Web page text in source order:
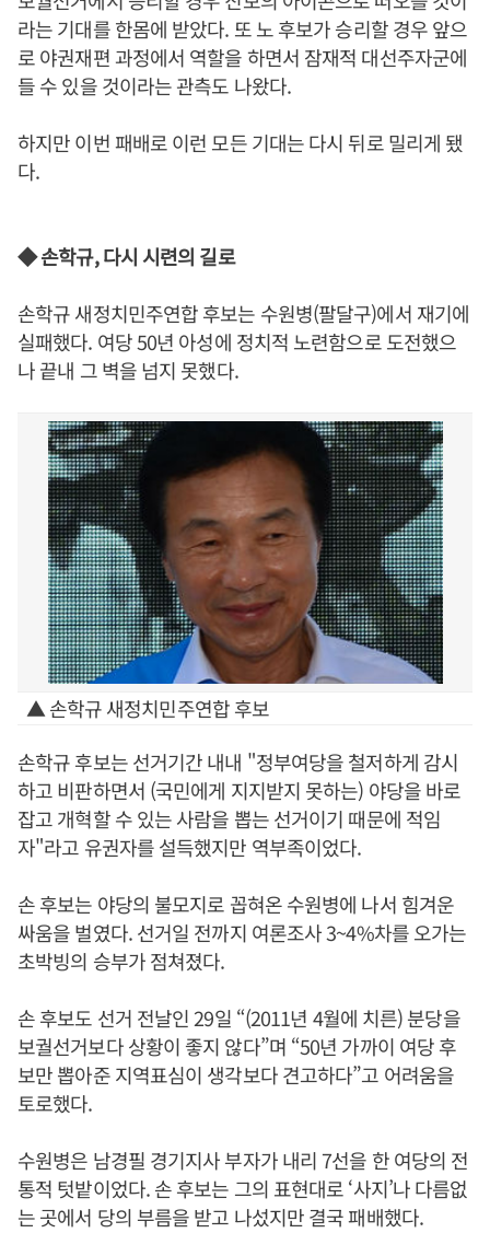
라는 기대를 한몸에 받았다. 또 노 후보가 승리할 경우 앞으
로 야권재편 과정에서 역할을 하면서 잠재적 대선주자군에
들 수 있을 것이라는 관측도 나왔다.
하지만 이번 패배로 이런 모든 기대는 다시 뒤로 밀리게 됐
다.
◆ 손학규, 다시 시련의 길로
손학규 새정치민주연합 후보는 수원병(팔달구)에서 재기에
실패했다. 여당 50년 아성에 정치적 노련함으로 도전했으
나 끝내 그 벽을 넘지 못했다.
▲ 손학규 새정치민주연합 후보
손학규 후보는 선거기간 내내 "정부여당을 철저하게 감시
하고 비판하면서 (국민에게 지지받지 못하는) 야당을 바로
잡고 개혁할 수 있는 사람을 뽑는 선거이기 때문에 적임
자"라고 유권자를 설득했지만 역부족이었다.
손 후보는 야당의 불모지로 꼽혀온 수원병에 나서 힘겨운
싸움을 벌였다. 선거일 전까지 여론조사 3~4%차를 오가는
초박빙의 승부가 점쳐졌다.
손 후보도 선거 전날인 29일 “(2011년 4월에 치른) 분당을
보궐선거보다 상황이 좋지 않다”며 “50년 가까이 여당 후
보만 뽑아준 지역표심이 생각보다 견고하다”고 어려움을
토로했다.
수원병은 남경필 경기지사 부자가 내리 7선을 한 여당의 전
통적 텃밭이었다. 손 후보는 그의 표현대로 ‘사지’나 다름없
는 곳에서 당의 부름을 받고 나섰지만 결국 패배했다.